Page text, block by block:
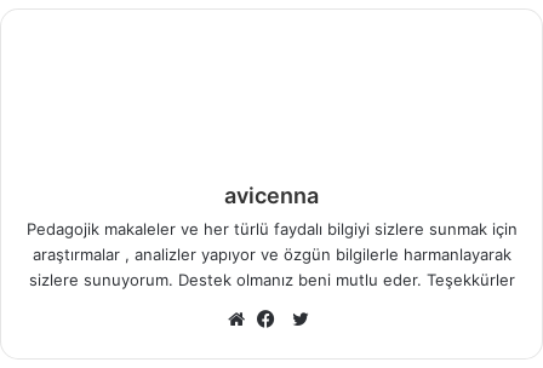
avicenna
Pedagojik makaleler ve her türlü faydalı bilgiyi sizlere sunmak için
araştırmalar , analizler yapıyor ve özgün bilgilerle harmanlayarak
sizlere sunuyorum. Destek olmanız beni mutlu eder. Teşekkürler
X